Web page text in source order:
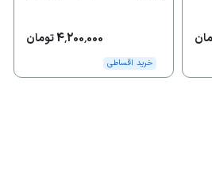
4,200,000 تومان
خرید اقساطی